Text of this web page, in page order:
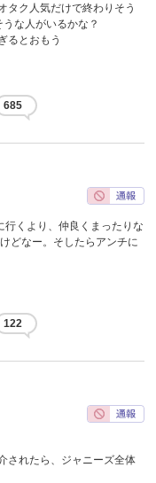
ク人気だけで終わりそう
な人がいるかな？
るとおもう
685
くより、仲良くまったりな
どなー。そしたらアンチに
122
されたら、ジャニーズ全体